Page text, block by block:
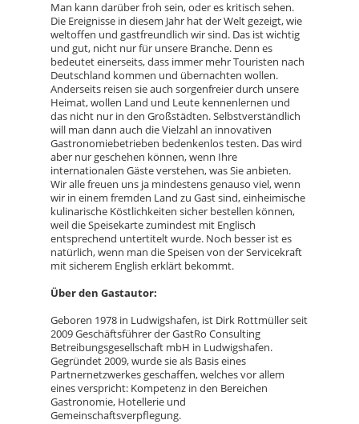
Man kann darüber froh sein, oder es kritisch sehen.
Die Ereignisse in diesem Jahr hat der Welt gezeigt, wie
weltoffen und gastfreundlich wir sind. Das ist wichtig
und gut, nicht nur für unsere Branche. Denn es
bedeutet einerseits, dass immer mehr Touristen nach
Deutschland kommen und übernachten wollen.
Anderseits reisen sie auch sorgenfreier durch unsere
Heimat, wollen Land und Leute kennenlernen und
das nicht nur in den Großstädten. Selbstverständlich
will man dann auch die Vielzahl an innovativen
Gastronomiebetrieben bedenkenlos testen. Das wird
aber nur geschehen können, wenn Ihre
internationalen Gäste verstehen, was Sie anbieten.
Wir alle freuen uns ja mindestens genauso viel, wenn
wir in einem fremden Land zu Gast sind, einheimische
kulinarische Köstlichkeiten sicher bestellen können,
weil die Speisekarte zumindest mit Englisch
entsprechend untertitelt wurde. Noch besser ist es
natürlich, wenn man die Speisen von der Servicekraft
mit sicherem English erklärt bekommt.
Über den Gastautor:
Geboren 1978 in Ludwigshafen, ist Dirk Rottmüller seit
2009 Geschäftsführer der GastRo Consulting
Betreibungsgesellschaft mbH in Ludwigshafen.
Gegründet 2009, wurde sie als Basis eines
Partnernetzwerkes geschaffen, welches vor allem
eines verspricht: Kompetenz in den Bereichen
Gastronomie, Hotellerie und
Gemeinschaftsverpflegung.